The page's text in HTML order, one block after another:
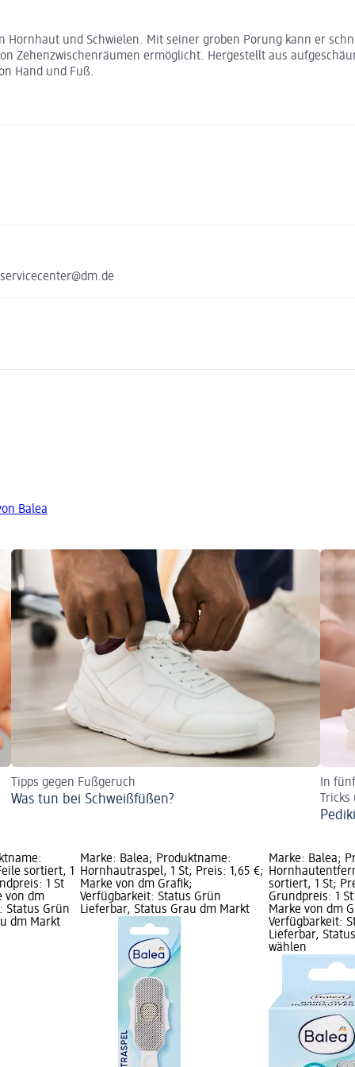
und Schwielen. Mit seiner groben Porung kann er
Zehenzwischenräumen ermöglicht. Hergestellt aus
Hand und Fuß.
Balea
Tipps gegen Fußgeruch
Was tun bei Schweißfüßen?
In
sortiert, 1
1 St
von dm
Status Grün
dm Markt
Marke: Balea; Produktname:
Hornhautraspel, 1 St; Preis: 1,65 €;
Marke von dm Grafik;
Verfügbarkeit: Status Grün
Lieferbar, Status Grau dm Markt
Marke: Balea;
sortiert, 1 St;
Grundpreis: 1
Marke von dm
Verfügbarkeit:
Lieferbar,
wählen